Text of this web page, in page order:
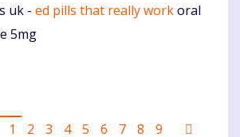
uk - ed pills that really workoral
5mg
Ankstesnis
Puslapis
1 Puslapis
2 Puslapis
3
Current
4 Puslapis
5 Puslapis
6 Puslapis
7 Puslapis
8 Puslapis
9